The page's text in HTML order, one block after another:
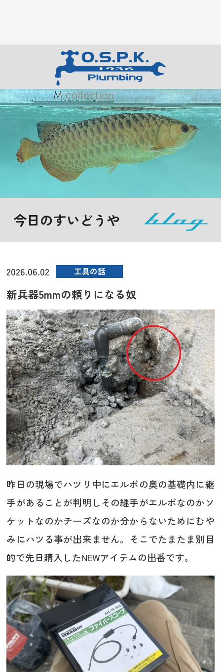
今日のすいどうや
2026.06.02 工具の話
新兵器5mmの頼りになる奴
昨日の現場でハツリ中にエルボの奥の基礎内に継
手があることが判明しその継手がエルボなのかソ
ケットなのかチーズなのか分からないためにむや
みにハツる事が出来ません。そこでたまたま別目
的で先日購入したNEWアイテムの出番です。